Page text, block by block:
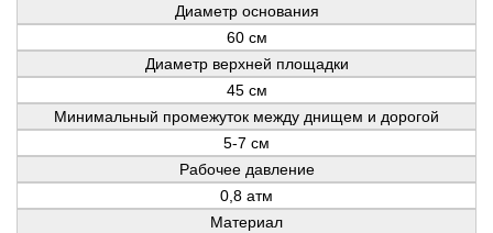
Диаметр основания
60 см
Диаметр верхней площадки
45 см
Минимальный промежуток между днищем и дорогой
5-7 см
Рабочее давление
0,8 атм
Материал